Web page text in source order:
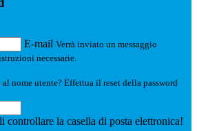
E-mail Verrà inviato un messaggio
necessarie.
nome utente? Effettua il reset della password
controllare la casella di posta elettronica!